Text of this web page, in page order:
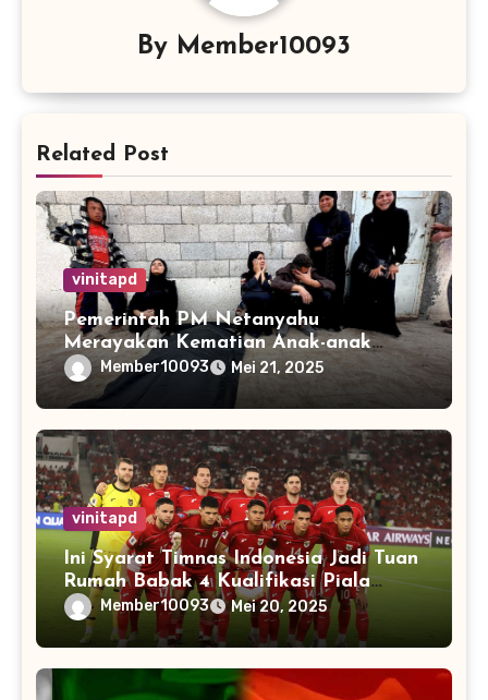
By Member10093
Related Post
vinitapd
Pemerintah PM Netanyahu
Merayakan Kematian Anak-anak
GazaMember10093 Mei 21, 2025
vinitapd
Ini Syarat Timnas Indonesia Jadi Tuan
Rumah Babak 4 Kualifikasi Piala
Dunia 2026
Member10093 Mei 20, 2025